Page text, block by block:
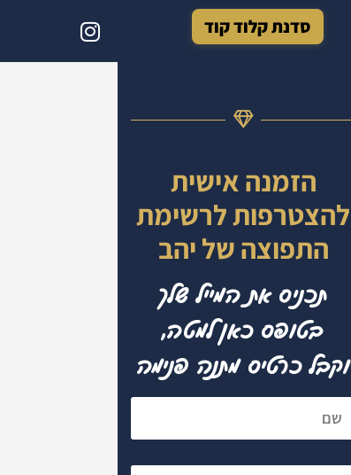
סדנת קלוד קוד
הזמנה אישית
להצטרפות לרשימת
התפוצה של יהב
תכניס את המייל שלך
בטופס כאן למטה,
וקבל כרטיס מתנה פנימה